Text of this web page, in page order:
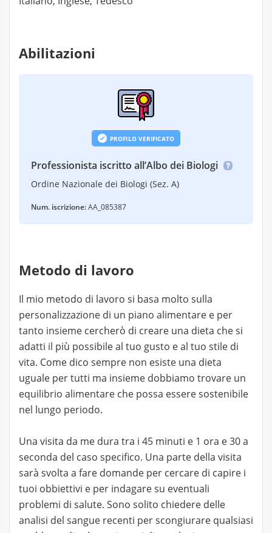
Abilitazioni
PROFILO VERIFICATO
Professionista iscritto all’Albo dei Biologi
Ordine Nazionale dei Biologi (Sez. A)
Num. iscrizione:AA_085387
Metodo di lavoro
Il mio metodo di lavoro si basa molto sulla
personalizzazione di un piano alimentare e per
tanto insieme cercherò di creare una dieta che si
adatti il più possibile al tuo gusto e al tuo stile di
vita. Come dico sempre non esiste una dieta
uguale per tutti ma insieme dobbiamo trovare un
equilibrio alimentare che possa essere sostenibile
nel lungo periodo.
Una visita da me dura tra i 45 minuti e 1 ora e 30 a
seconda del caso specifico. Una parte della visita
sarà svolta a fare domande per cercare di capire i
tuoi obbiettivi e per indagare su eventuali
problemi di salute. Sono solito chiedere delle
analisi del sangue recenti per scongiurare qualsiasi